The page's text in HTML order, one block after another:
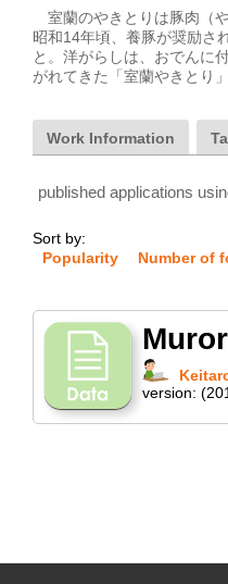
室蘭のやきとりは豚肉（
昭和14年頃、養豚が奨励さ
と。洋がらしは、おでんに
がれてきた「室蘭やきとり
Work Information
published applications
Sort by:
Popularity
Number of
version: